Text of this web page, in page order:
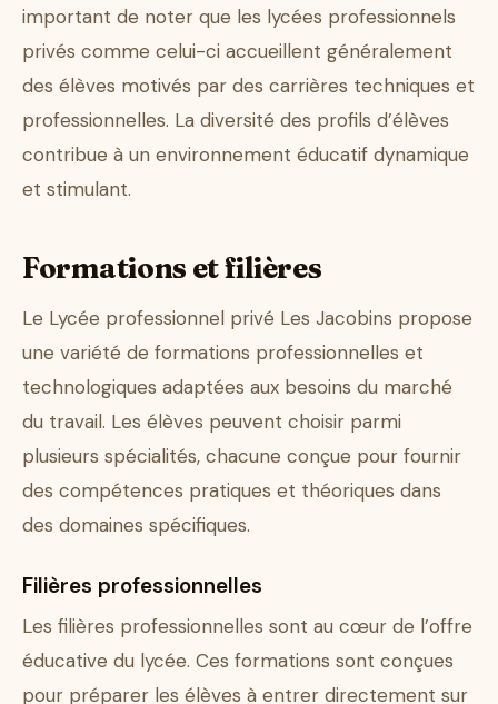
important de noter que les lycées professionnels
privés comme celui-ci accueillent généralement
des élèves motivés par des carrières techniques et
professionnelles. La diversité des profils d’élèves
contribue à un environnement éducatif dynamique
et stimulant.
Formations et filières
Le Lycée professionnel privé Les Jacobins propose
une variété de formations professionnelles et
technologiques adaptées aux besoins du marché
du travail. Les élèves peuvent choisir parmi
plusieurs spécialités, chacune conçue pour fournir
des compétences pratiques et théoriques dans
des domaines spécifiques.
Filières professionnelles
Les filières professionnelles sont au cœur de l’offre
éducative du lycée. Ces formations sont conçues
pour préparer les élèves à entrer directement sur